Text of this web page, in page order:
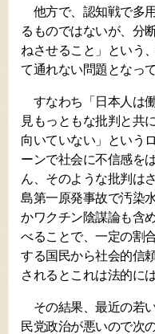
他方で、認知戦で多
るものではないが、分
ねさせること」という
て通れない問題となっ
すなわち「日本人は
見もっともな批判と共
向いていない」という
ーンで社会に不信感を
ん、そのような批判は
島第一原発事故で汚染
かワクチン陰謀論も含
べることで、一定の割
する国民から社会的信
されるとこれは法的に
その結果、最近の若
民党政治が悪いので次